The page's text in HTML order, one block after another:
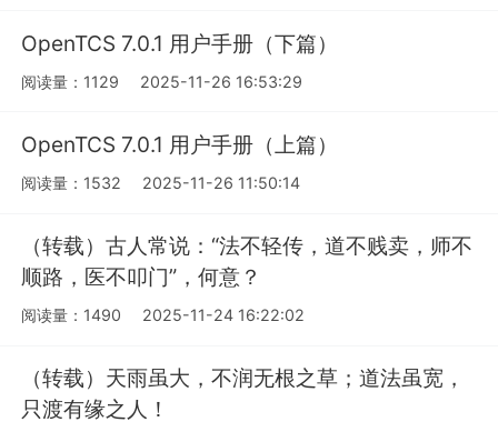
OpenTCS 7.0.1 用户手册（下篇）
阅读量：1129 2025-11-26 16:53:29
OpenTCS 7.0.1 用户手册（上篇）
阅读量：1532 2025-11-26 11:50:14
（转载）古人常说：“法不轻传，道不贱卖，师不
顺路，医不叩门”，何意？
阅读量：1490 2025-11-24 16:22:02
（转载）天雨虽大，不润无根之草；道法虽宽，
只渡有缘之人！